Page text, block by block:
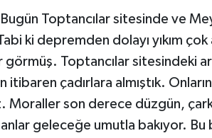
Toptancılar sitesinde ve
ki depremden dolayı yıkım
görmüş. Toptancılar sitesindeki
itibaren çadırlara almıştık.
Moraller son derece düzgün,
geleceğe umutla bakıyor.